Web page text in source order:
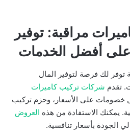
مراقبة: توفير
أفضل الخدمات
لك فرصة لتوفير المال
تقدم شركات تركيب كاميرات
خصومات على الأسعار، وحزم تركيب
يمكنك الاستفادة من هذه العروض
الجودة بأسعار تنافسية.